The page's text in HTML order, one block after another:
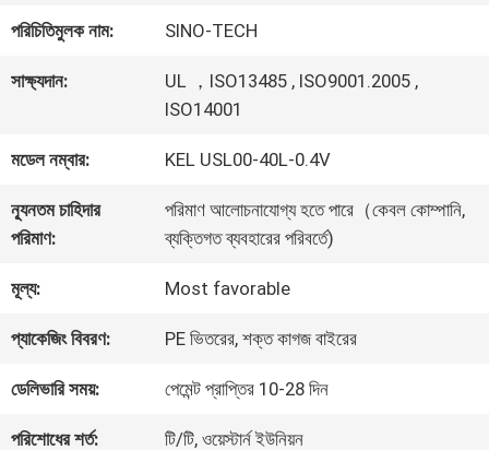
আমাদের
সম্বন্ধে
কারখানা
পরিদর্শন
গুণমান
নিয়ন্ত্রণ
পরিচিতিমুলক নাম: SINO-TECH
সাক্ষ্যদান:
UL ，ISO13485 , ISO9001.2005 ,
ISO14001
মডেল নম্বার: KEL USL00-40L-0.4V
ন্যূনতম চাহিদার
পরিমাণ:
পরিমাণ আলোচনাযোগ্য হতে পারে（কেবল কোম্পানি,
ব্যক্তিগত ব্যবহারের পরিবর্তে)
মূল্য: Most favorable
প্যাকেজিং বিবরণ: PE ভিতরের, শক্ত কাগজ বাইরের
ডেলিভারি সময়: পেমেন্ট প্রাপ্তির 10-28 দিন
পরিশোধের শর্ত: টি/টি, ওয়েস্টার্ন ইউনিয়ন